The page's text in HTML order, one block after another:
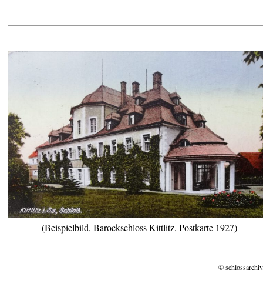
(Beispielbild, Barockschloss Kittlitz, Postkarte 1927)
©